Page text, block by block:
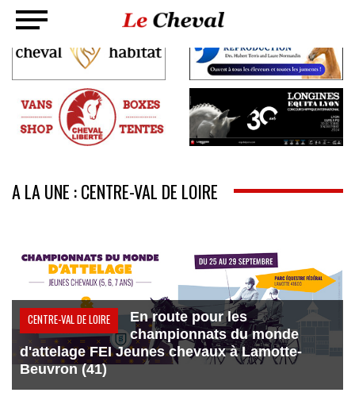
A LA UNE : CENTRE-VAL DE LOIRE
CENTRE-VAL DE LOIRE
En route pour les
championnats du monde
d'attelage FEI Jeunes chevaux à Lamotte-
Beuvron (41)